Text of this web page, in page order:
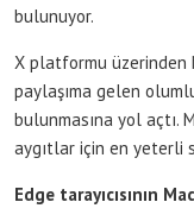
bulunuyor.
X platformu üzerinden
paylaşıma gelen
bulunmasına yol açtı.
aygıtlar için en yeterli
Edge tarayıcısının